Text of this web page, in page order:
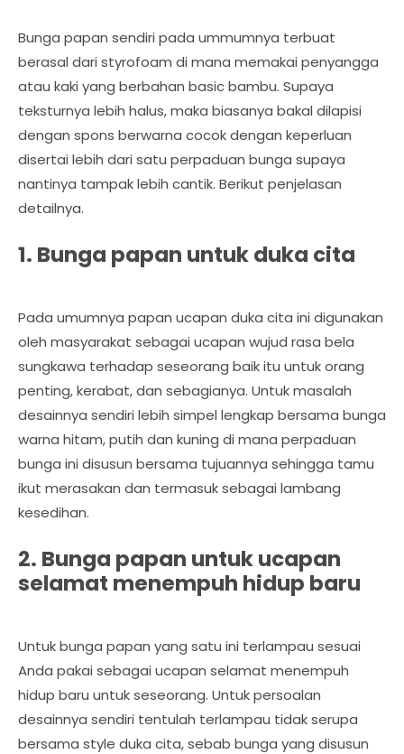
Bunga papan sendiri pada ummumnya terbuat
berasal dari styrofoam di mana memakai penyangga
atau kaki yang berbahan basic bambu. Supaya
teksturnya lebih halus, maka biasanya bakal dilapisi
dengan spons berwarna cocok dengan keperluan
disertai lebih dari satu perpaduan bunga supaya
nantinya tampak lebih cantik. Berikut penjelasan
detailnya.
1. Bunga papan untuk duka cita
Pada umumnya papan ucapan duka cita ini digunakan
oleh masyarakat sebagai ucapan wujud rasa bela
sungkawa terhadap seseorang baik itu untuk orang
penting, kerabat, dan sebagianya. Untuk masalah
desainnya sendiri lebih simpel lengkap bersama bunga
warna hitam, putih dan kuning di mana perpaduan
bunga ini disusun bersama tujuannya sehingga tamu
ikut merasakan dan termasuk sebagai lambang
kesedihan.
2. Bunga papan untuk ucapan
selamat menempuh hidup baru
Untuk bunga papan yang satu ini terlampau sesuai
Anda pakai sebagai ucapan selamat menempuh
hidup baru untuk seseorang. Untuk persoalan
desainnya sendiri tentulah terlampau tidak serupa
bersama style duka cita, sebab bunga yang disusun